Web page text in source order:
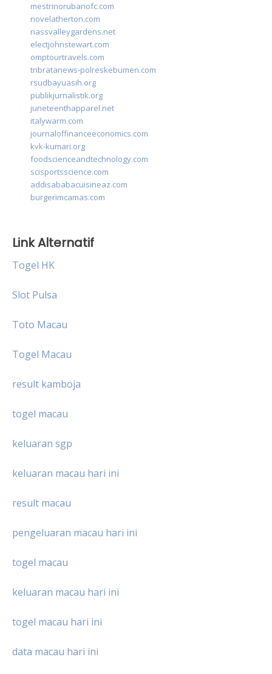
mestrinorubanofc.com
novelatherton.com
nassvalleygardens.net
electjohnstewart.com
omptourtravels.com
tribratanews-polreskebumen.com
rsudbayuasih.org
publikjurnalistik.org
juneteenthapparel.net
italywarm.com
journaloffinanceeconomics.com
kvk-kumari.org
foodscienceandtechnology.com
scisportsscience.com
addisababacuisineaz.com
burgerimcamas.com
Link Alternatif
Togel HK
Slot Pulsa
Toto Macau
Togel Macau
result kamboja
togel macau
keluaran sgp
keluaran macau hari ini
result macau
pengeluaran macau hari ini
togel macau
keluaran macau hari ini
togel macau hari ini
data macau hari ini